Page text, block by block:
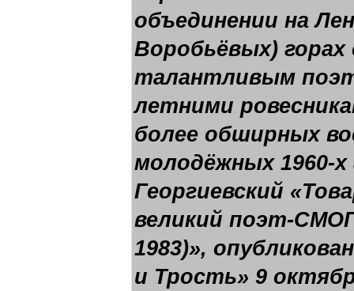
объединении на
Воробьёвых)
талантливым
летними
более обширных
молодёжных 1960-
Георгиевский
великий поэт-
1983)»,
и Трость» 9